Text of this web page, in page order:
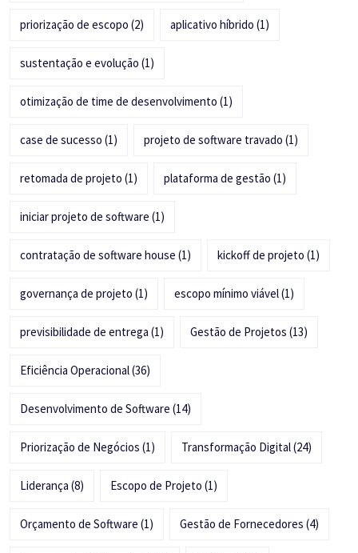
priorização de escopo (2) aplicativo híbrido (1)
sustentação e evolução (1)
otimização de time de desenvolvimento (1)
case de sucesso (1) projeto de software travado (1)
retomada de projeto (1) plataforma de gestão (1)
iniciar projeto de software (1)
contratação de software house (1) kickoff de projeto (1)
governança de projeto (1) escopo mínimo viável(1)
previsibilidade de entrega (1) Gestão de Projetos (13)
Eficiência Operacional(36)
Desenvolvimento de Software (14)
Priorização de Negócios (1) Transformação Digital(24)
Liderança (8) Escopo de Projeto (1)
Orçamento de Software (1) Gestão de Fornecedores (4)